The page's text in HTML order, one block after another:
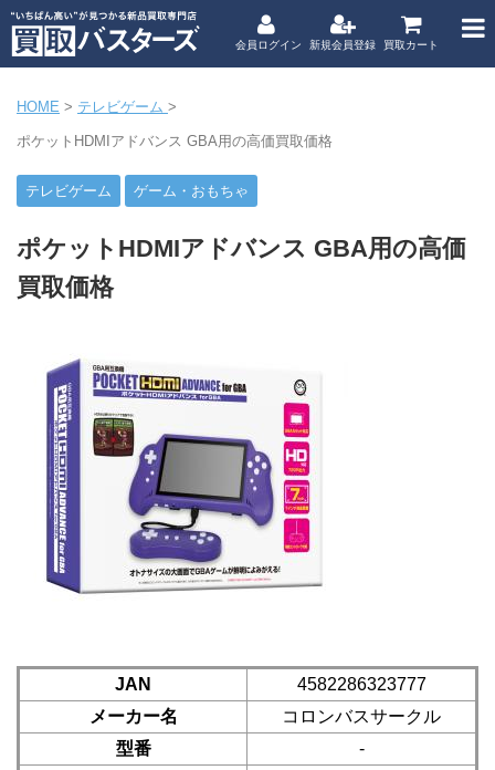
会員ログイン 新規会員登録 買取カート
HOME > テレビゲーム >
ポケットHDMIアドバンス GBA用の高価買取価格
テレビゲーム ゲーム・おもちゃ
ポケットHDMIアドバンス GBA用の高価
買取価格
JAN
4582286323777
メーカー名
コロンバスサークル
型番
-